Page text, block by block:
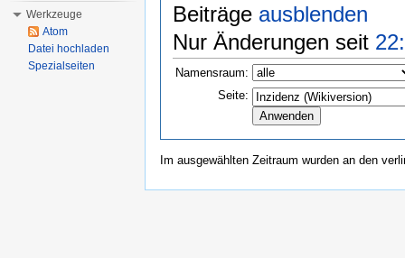
Beiträge ausblenden
Nur Änderungen seit
Namensraum:
Seite:
Im ausgewählten Zeitraum wurden an den
Werkzeuge
Atom
Datei hochladen
Spezialseiten